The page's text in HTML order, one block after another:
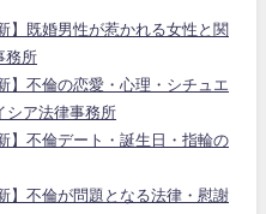
】既婚男性が惹かれる女性と関
務所
】不倫の恋愛・心理・シチュエ
シア法律事務所
】不倫デート・誕生日・指輪の
】不倫が問題となる法律・慰謝